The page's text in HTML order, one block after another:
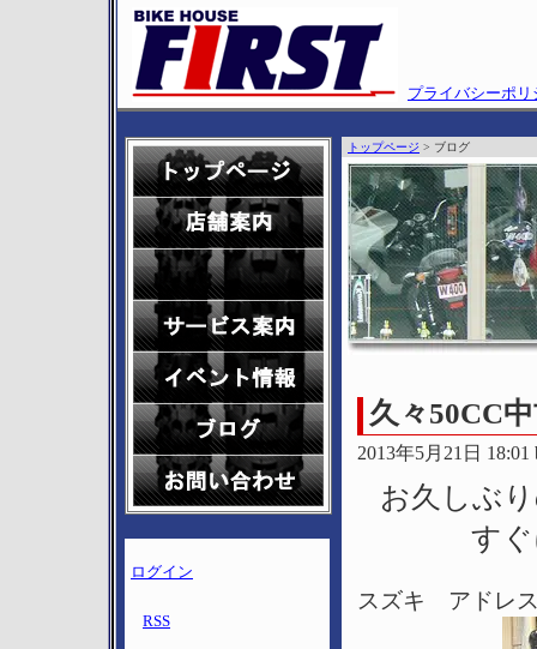
プライバシーポリ
ログイン
RSS
トップページ > ブログ
久々50CC
2013年5月21日 18:01
お久しぶ
す
スズキ アドレ